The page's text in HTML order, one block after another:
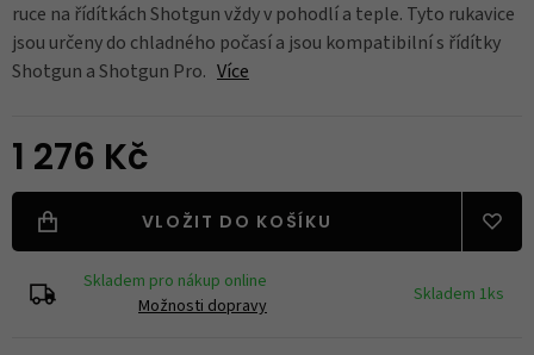
ruce na řídítkách Shotgun vždy v pohodlí a teple. Tyto rukavice
jsou určeny do chladného počasí a jsou kompatibilní s řídítky
Shotgun a Shotgun Pro. Více
1 276 Kč
VLOŽIT DO KOŠÍKU
Skladem pro nákup online
Možnosti dopravy
Skladem 1ks